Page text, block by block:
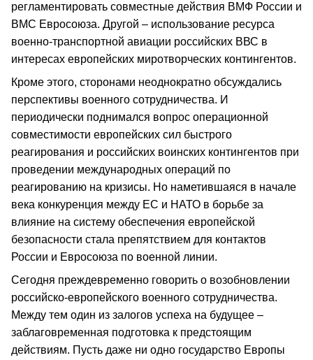
регламентировать совместные действия ВМФ России и
ВМС Евросоюза. Другой – использование ресурса
военно-транспортной авиации российских ВВС в
интересах европейских миротворческих контингентов.
Кроме этого, сторонами неоднократно обсуждались
перспективы военного сотрудничества. И
периодически поднимался вопрос операционной
совместимости европейских сил быстрого
реагирования и российских воинских контингентов при
проведении международных операций по
реагированию на кризисы. Но наметившаяся в начале
века конкуренция между ЕС и НАТО в борьбе за
влияние на систему обеспечения европейской
безопасности стала препятствием для контактов
России и Евросоюза по военной линии.
Сегодня преждевременно говорить о возобновлении
российско-европейского военного сотрудничества.
Между тем один из залогов успеха на будущее –
заблаговременная подготовка к предстоящим
действиям. Пусть даже ни одно государство Европы